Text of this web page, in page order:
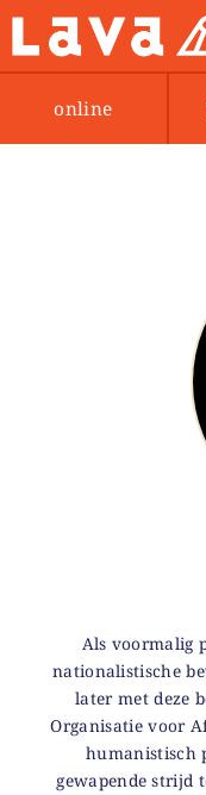
online
Als voormalig
nationalistische
later met deze
Organisatie voor
humanistisch
gewapende strijd